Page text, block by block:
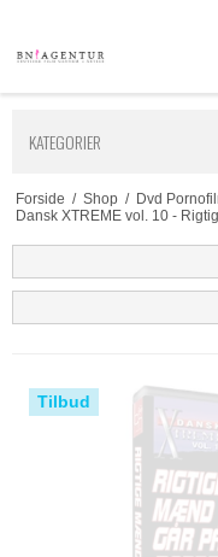
KATEGORIER
Forside / Shop / Dvd
Dansk XTREME vol. 10 -
Tilbud